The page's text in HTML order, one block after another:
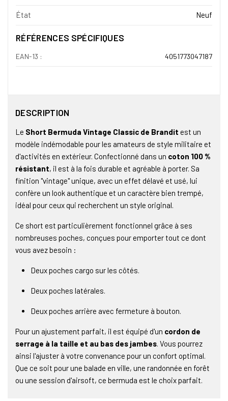
État Neuf
RÉFÉRENCES SPÉCIFIQUES
EAN-13 : 4051773047187
DESCRIPTION
Le Short Bermuda Vintage Classic de Brandit est un
modèle indémodable pour les amateurs de style militaire et
d'activités en extérieur. Confectionné dans un coton 100 %
résistant, il est à la fois durable et agréable à porter. Sa
finition "vintage" unique, avec un effet délavé et usé, lui
confère un look authentique et un caractère bien trempé,
idéal pour ceux qui recherchent un style original.
Ce short est particulièrement fonctionnel grâce à ses
nombreuses poches, conçues pour emporter tout ce dont
vous avez besoin :
Deux poches cargo sur les côtés.
Deux poches latérales.
Deux poches arrière avec fermeture à bouton.
Pour un ajustement parfait, il est équipé d'un cordon de
serrage à la taille et au bas des jambes. Vous pourrez
ainsi l'ajuster à votre convenance pour un confort optimal.
Que ce soit pour une balade en ville, une randonnée en forêt
ou une session d'airsoft, ce bermuda est le choix parfait.